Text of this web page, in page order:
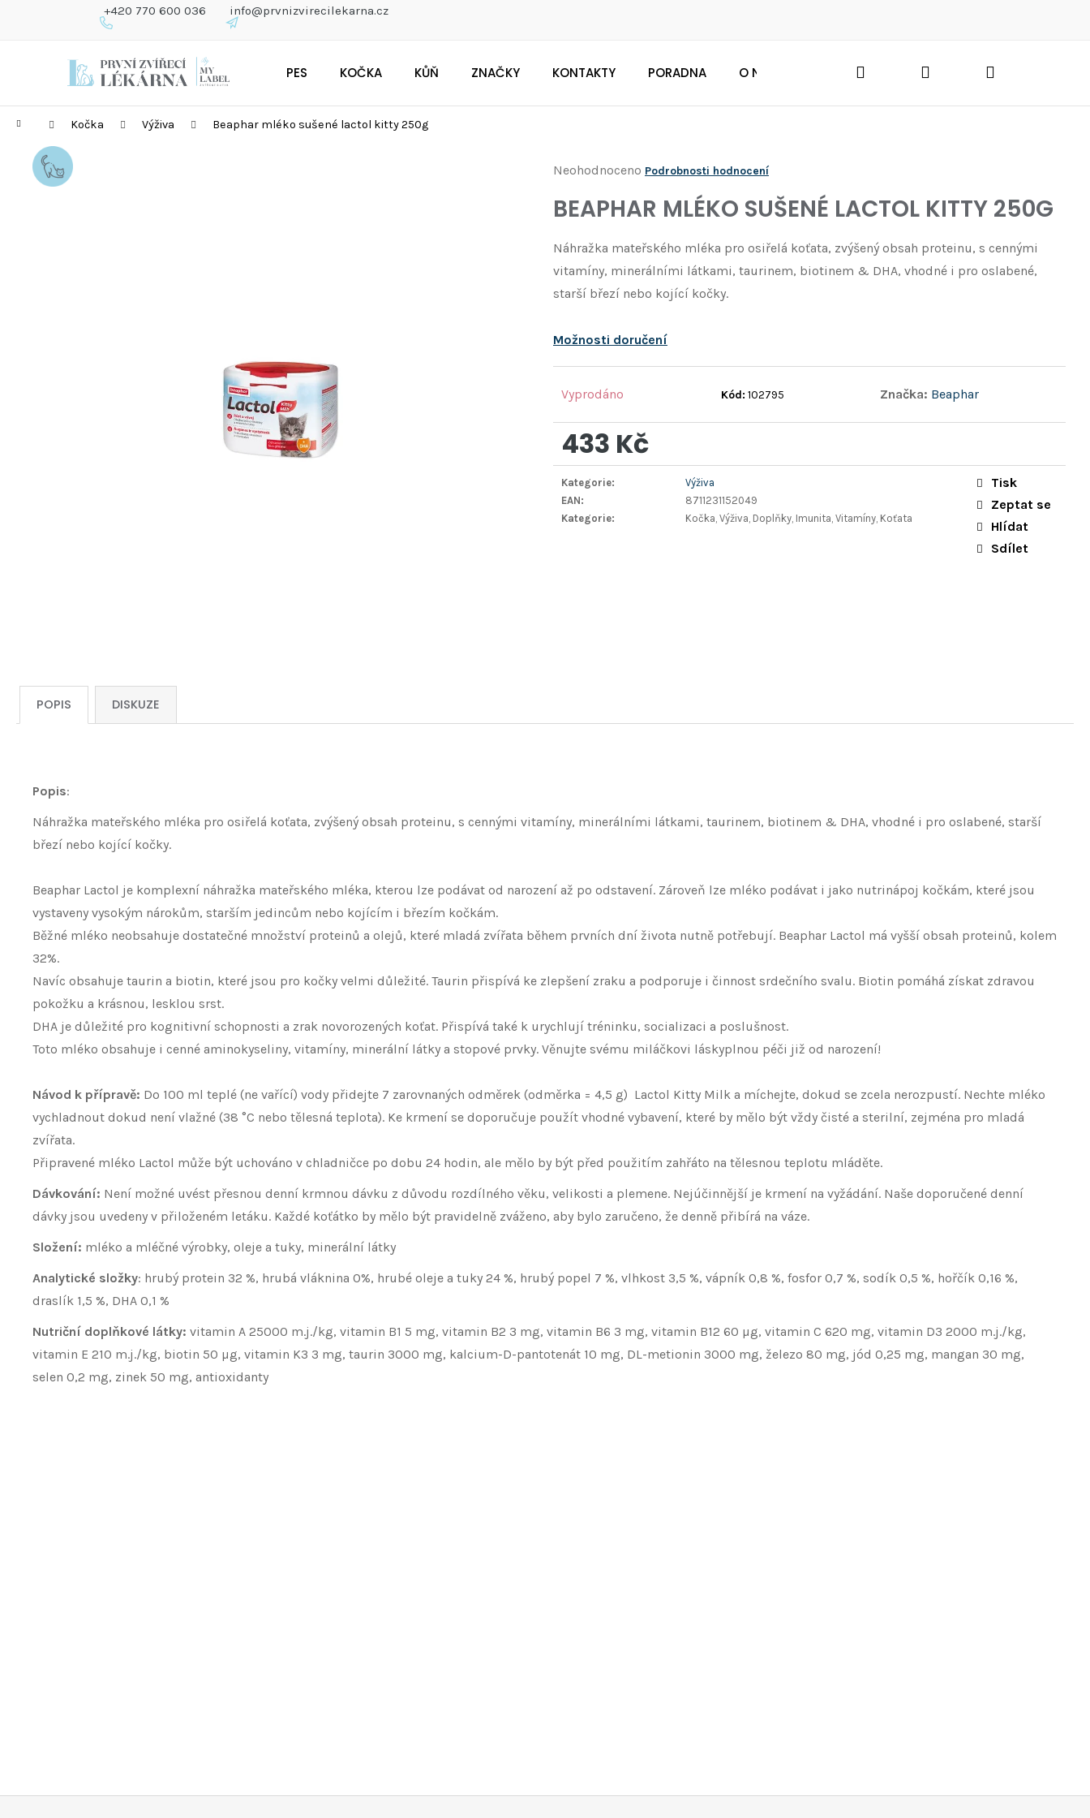
+420 770 600 036 info@prvnizvirecilekarna.cz
PES KOČKA KŮŇ ZNAČKY KONTAKTY PORADNA O NÁS Hledat PřihlášeníNákupní
Domů Kočka Výživa Beaphar mléko sušené lactol kitty 250g
Průměrné
produktu
Neohodnoceno Podrobnosti hodnocení
BEAPHAR MLÉKO SUŠENÉ LACTOL KITTY 250G
Náhražka mateřského mléka pro osiřelá koťata, zvýšený obsah proteinu, s cennými
vitamíny, minerálními látkami, taurinem, biotinem & DHA, vhodné i pro oslabené,
starší březí nebo kojící kočky.
Možnosti doručení
Vyprodáno Kód: 102795 Značka: Beaphar
433 Kč
Měrná
cena:
Kategorie:
Výživa
EAN:
8711231152049
Kategorie: Kočka, Výživa, Doplňky, Imunita, Vitamíny, Koťata
Tisk
Zeptat se
Hlídat
Sdílet
POPIS DISKUZE
Popis:
Náhražka mateřského mléka pro osiřelá koťata, zvýšený obsah proteinu, s cennými vitamíny, minerálními látkami, taurinem, biotinem & DHA, vhodné i pro oslabené, starší
březí nebo kojící kočky.
Beaphar Lactol je komplexní náhražka mateřského mléka, kterou lze podávat od narození až po odstavení. Zároveň lze mléko podávat i jako nutrinápoj kočkám, které jsou
vystaveny vysokým nárokům, starším jedincům nebo kojícím i březím kočkám.
Běžné mléko neobsahuje dostatečné množství proteinů a olejů, které mladá zvířata během prvních dní života nutně potřebují. Beaphar Lactol má vyšší obsah proteinů, kolem
32%.
Navíc obsahuje taurin a biotin, které jsou pro kočky velmi důležité. Taurin přispívá ke zlepšení zraku a podporuje i činnost srdečního svalu. Biotin pomáhá získat zdravou
pokožku a krásnou, lesklou srst.
DHA je důležité pro kognitivní schopnosti a zrak novorozených koťat. Přispívá také k urychlují tréninku, socializaci a poslušnost.
Toto mléko obsahuje i cenné aminokyseliny, vitamíny, minerální látky a stopové prvky. Věnujte svému miláčkovi láskyplnou péči již od narození!
Návod k přípravě: Do 100 ml teplé (ne vařící) vody přidejte 7 zarovnaných odměrek (odměrka = 4,5 g) Lactol Kitty Milk a míchejte, dokud se zcela nerozpustí. Nechte mléko
vychladnout dokud není vlažné (38 °C nebo tělesná teplota). Ke krmení se doporučuje použít vhodné vybavení, které by mělo být vždy čisté a sterilní, zejména pro mladá
zvířata.
Připravené mléko Lactol může být uchováno v chladničce po dobu 24 hodin, ale mělo by být před použitím zahřáto na tělesnou teplotu mláděte.
Dávkování: Není možné uvést přesnou denní krmnou dávku z důvodu rozdílného věku, velikosti a plemene. Nejúčinnější je krmení na vyžádání. Naše doporučené denní
dávky jsou uvedeny v přiloženém letáku. Každé koťátko by mělo být pravidelně zváženo, aby bylo zaručeno, že denně přibírá na váze.
Složení: mléko a mléčné výrobky, oleje a tuky, minerální látky
Analytické složky: hrubý protein 32 %, hrubá vláknina 0%, hrubé oleje a tuky 24 %, hrubý popel 7 %, vlhkost 3,5 %, vápník 0,8 %, fosfor 0,7 %, sodík 0,5 %, hořčík 0,16 %,
draslík 1,5 %, DHA 0,1 %
Nutriční doplňkové látky: vitamin A 25000 m.j./kg, vitamin B1 5 mg, vitamin B2 3 mg, vitamin B6 3 mg, vitamin B12 60 µg, vitamin C 620 mg, vitamin D3 2000 m.j./kg,
vitamin E 210 m.j./kg, biotin 50 µg, vitamin K3 3 mg, taurin 3000 mg, kalcium-D-pantotenát 10 mg, DL-metionin 3000 mg, železo 80 mg, jód 0,25 mg, mangan 30 mg,
selen 0,2 mg, zinek 50 mg, antioxidanty
obchodu
obchodu
CO POTŘEBUJETE NAJÍT?